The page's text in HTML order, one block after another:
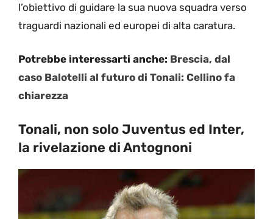
l’obiettivo di guidare la sua nuova squadra verso
traguardi nazionali ed europei di alta caratura.
Potrebbe interessarti anche: Brescia, dal
caso Balotelli al futuro di Tonali: Cellino fa
chiarezza
Tonali, non solo Juventus ed Inter,
la rivelazione di Antognoni